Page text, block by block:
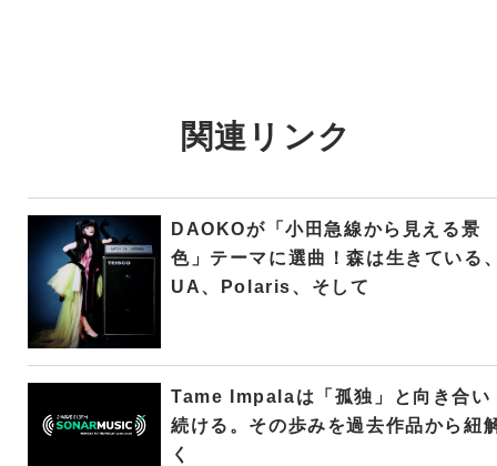
関連リンク
DAOKOが「小田急線から見える景
色」テーマに選曲！森は生きている
UA、Polaris、そして
Tame Impalaは「孤独」と向き合い
続ける。その歩みを過去作品から紐
く